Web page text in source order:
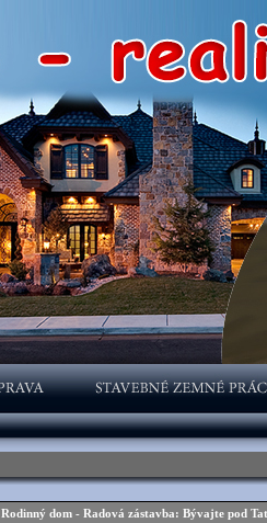
Rodinný dom - Radová zástavba: Bývajte pod